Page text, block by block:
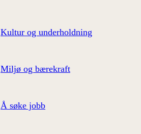
Kultur og underholdning
Miljø og bærekraft
Å søke jobb